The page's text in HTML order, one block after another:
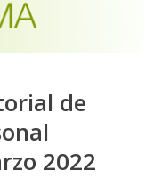
de
2022